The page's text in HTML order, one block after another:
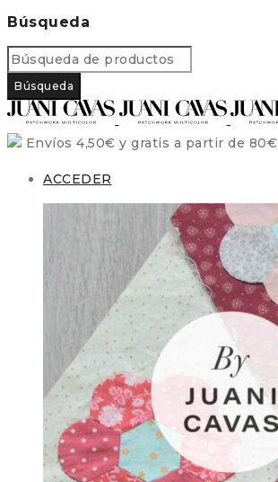
Búsqueda
Envíos 4,50€ y gratis a partir de 80€
ACCEDER